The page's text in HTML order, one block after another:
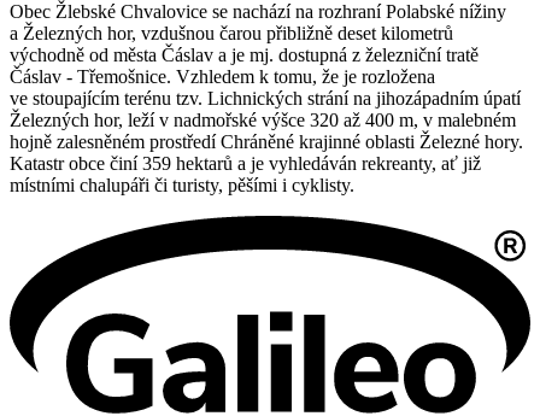
Obec Žlebské Chvalovice se nachází na rozhraní Polabské nížiny
a Železných hor, vzdušnou čarou přibližně deset kilometrů
východně od města Čáslav a je mj. dostupná z železniční tratě
Čáslav - Třemošnice. Vzhledem k tomu, že je rozložena
ve stoupajícím terénu tzv. Lichnických strání na jihozápadním úpatí
Železných hor, leží v nadmořské výšce 320 až 400 m, v malebném
hojně zalesněném prostředí Chráněné krajinné oblasti Železné hory.
Katastr obce činí 359 hektarů a je vyhledáván rekreanty, ať již
místními chalupáři či turisty, pěšími i cyklisty.